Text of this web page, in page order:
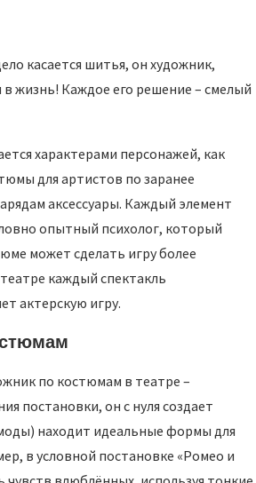
касается шитья, он художник,
жизнь! Каждое его решение – смелый
характерами персонажей, как
для артистов по заранее
аксессуары. Каждый элемент
опытный психолог, который
может сделать игру более
каждый спектакль
актерскую игру.
по костюмам в театре –
постановки, он с нуля создает
находит идеальные формы для
в условной постановке «Ромео и